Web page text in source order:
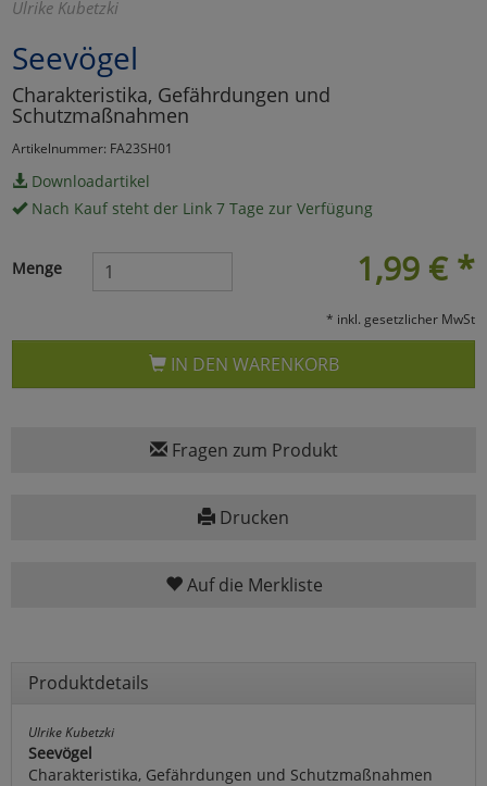
Ulrike Kubetzki
Seevögel
Charakteristika, Gefährdungen und
Schutzmaßnahmen
Artikelnummer: FA23SH01
Downloadartikel
Nach Kauf steht der Link 7 Tage zur Verfügung
1,99 € *
Menge
* inkl. gesetzlicher MwSt
IN DEN WARENKORB
Fragen zum Produkt
Drucken
Auf die Merkliste
Produktdetails
Ulrike Kubetzki
Seevögel
Charakteristika, Gefährdungen und Schutzmaßnahmen
Umfragetools
zu Haupptseite